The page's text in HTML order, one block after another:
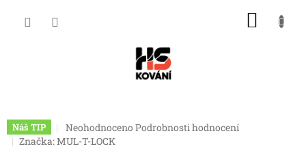
Náš TIP
Průměrné
hodnocení
Neohodnoceno Podrobnosti hodnocení
Značka:MUL-T-LOCK